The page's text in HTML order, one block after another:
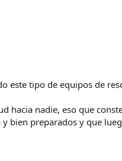
este tipo de equipos de
hacia nadie, eso que
y bien preparados y que